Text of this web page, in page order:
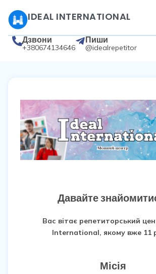
IDEAL INTERNATIONAL
Дзвони
+380674134646
Пиши
@idealrepetitor
Давайте
Вас вітає репетиторський
International, якому вже 11
Місія